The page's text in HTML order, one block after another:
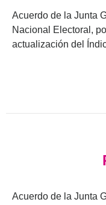
Acuerdo de la Junta
Nacional Electoral,
actualización del
Acuerdo de la Junta